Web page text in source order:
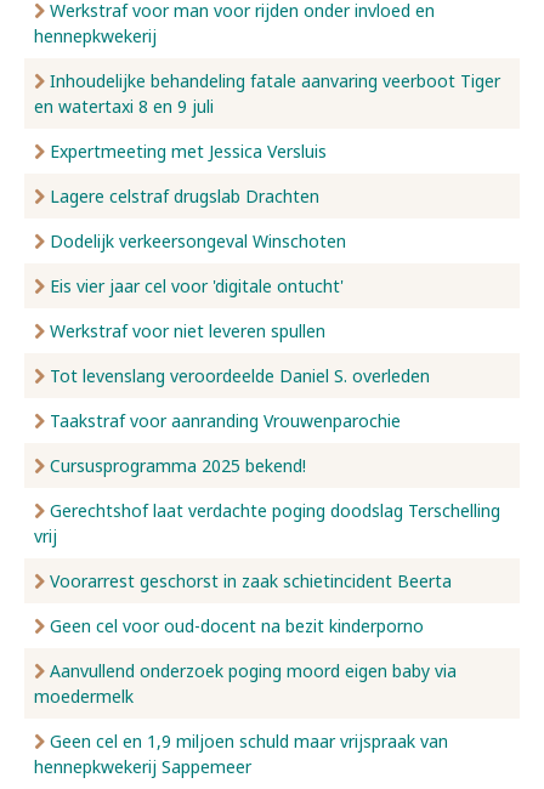
Werkstraf voor man voor rijden onder invloed en
hennepkwekerij
Inhoudelijke behandeling fatale aanvaring veerboot Tiger
en watertaxi 8 en 9 juli
Expertmeeting met Jessica Versluis
Lagere celstraf drugslab Drachten
Dodelijk verkeersongeval Winschoten
Eis vier jaar cel voor 'digitale ontucht'
Werkstraf voor niet leveren spullen
Tot levenslang veroordeelde Daniel S. overleden
Taakstraf voor aanranding Vrouwenparochie
Cursusprogramma 2025 bekend!
Gerechtshof laat verdachte poging doodslag Terschelling
vrij
Voorarrest geschorst in zaak schietincident Beerta
Geen cel voor oud-docent na bezit kinderporno
Aanvullend onderzoek poging moord eigen baby via
moedermelk
Geen cel en 1,9 miljoen schuld maar vrijspraak van
hennepkwekerij Sappemeer